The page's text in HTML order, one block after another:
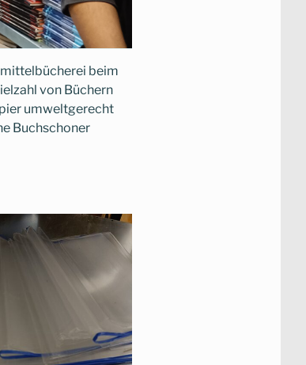
beim
von Büchern
umweltgerecht
Buchschoner